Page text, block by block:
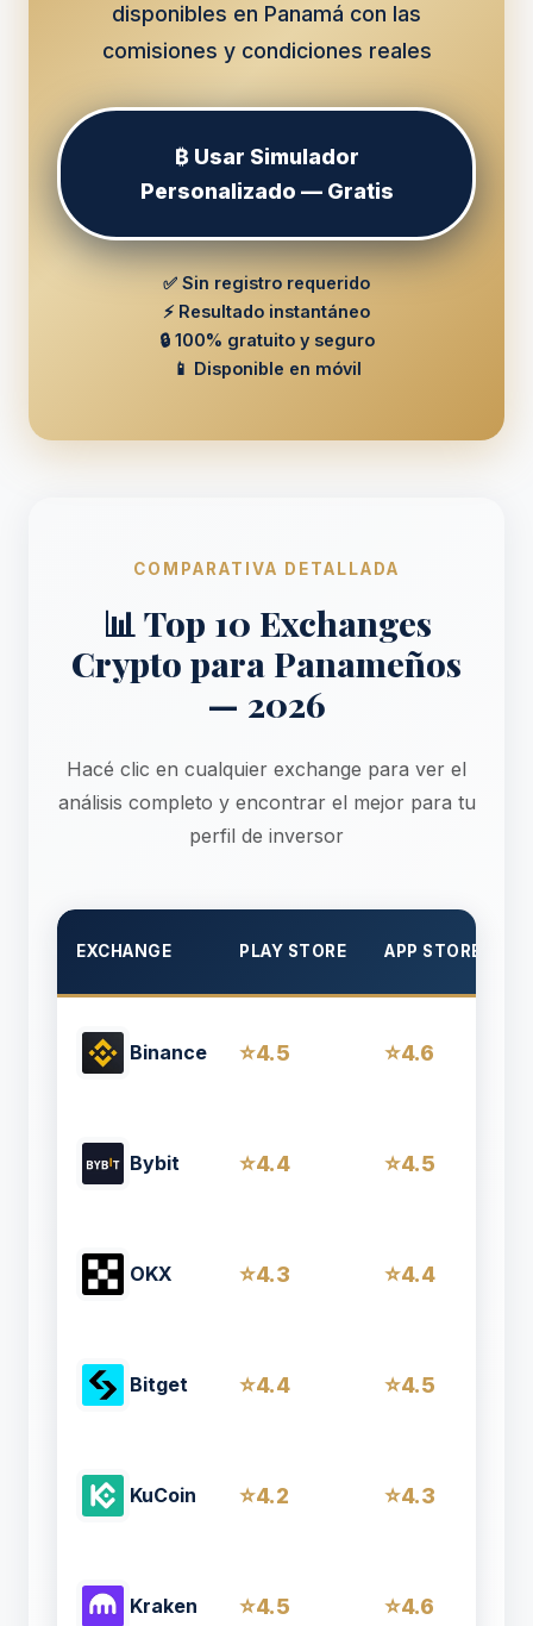
disponibles en Panamá con las
comisiones y condiciones reales
₿ Usar Simulador
Personalizado — Gratis
✅ Sin registro requerido
⚡ Resultado instantáneo
🔒 100% gratuito y seguro
📱 Disponible en móvil
COMPARATIVA DETALLADA
📊 Top 10 Exchanges
Crypto para Panameños
— 2026
Hacé clic en cualquier exchange para ver el
análisis completo y encontrar el mejor para tu
perfil de inversor
EXCHANGE PLAY STORE APP STORE
Binance 4.5 4.6
Bybit 4.4 4.5
OKX 4.3 4.4
Bitget 4.4 4.5
KuCoin 4.2 4.3
Kraken 4.5 4.6